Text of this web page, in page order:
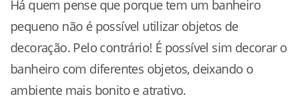
Há quem pense que porque tem um banheiro
pequeno não é possível utilizar objetos de
decoração. Pelo contrário! É possível sim decorar o
banheiro com diferentes objetos, deixando o
ambiente mais bonito e atrativo.